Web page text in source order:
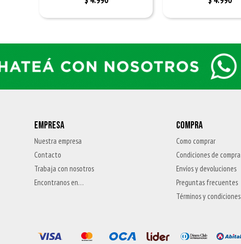
EMPRESA
Nuestra empresa
Contacto
Trabaja con nosotros
Encontranos en…
COMPRA
Como comprar
Condiciones de compra
Envíos y devoluciones
Preguntas frecuentes
Términos y condiciones